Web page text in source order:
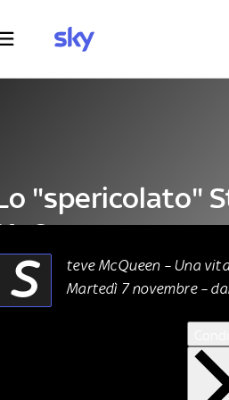
"spericolato"
CINEMA 07 Novembre 2023
S
teve McQueen – Una
Martedì 7 novembre –